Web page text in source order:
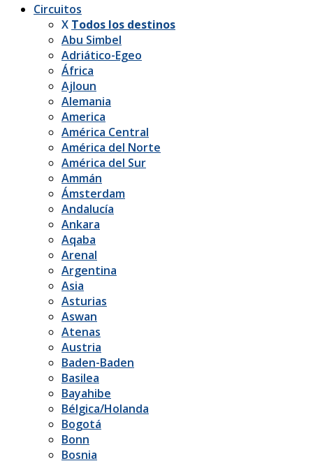
Circuitos
X Todos los destinos
Abu Simbel
Adriático-Egeo
África
Ajloun
Alemania
America
América Central
América del Norte
América del Sur
Ammán
Ámsterdam
Andalucía
Ankara
Aqaba
Arenal
Argentina
Asia
Asturias
Aswan
Atenas
Austria
Baden-Baden
Basilea
Bayahibe
Bélgica/Holanda
Bogotá
Bonn
Bosnia